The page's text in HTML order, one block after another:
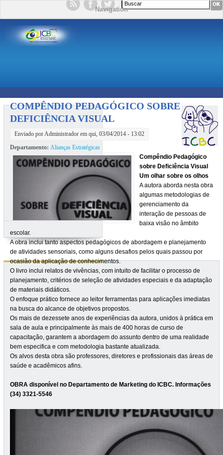
NavigationFormulário de busca
COMPÊNDIO PEDAGÓGICO SOBRE
DEFICIÊNCIA VISUAL
Enviado porAdministrador em qui, 03/04/2014 - 13:02
Departamento: Alianças Estratégicas
Compêndio Pedagógico
sobre Deficiência Visual
Um olhar sobre os olhos
A autora aborda nesta obra
algumas metodologias de
gerenciamento da
interação de pessoas de
baixa visão no âmbito
escolar.
A obra inclui tanto aspectos pedagógicos de abordagem e planejamento
de atividades sensoriais, como alguns desafios pelos quais passou por
ocasião da aplicação de conhecimentos.
O livro inclui relatos de vivências, com intuito de facilitar o processo de
planejamento, critérios de seleção de atividades especiais e da adaptação
de materiais didáticos.
O enfoque prático fornece ao leitor ferramentas para aplicações imediatas
na busca do alcance de objetivos propostos.
Os mais de dezessete anos de experiências da autora, unidos à prática em
sala de aula e principalmente às mais de 400 horas de curso de
capacitação, garantem a abordagem do assunto dentro de uma realidade
bem especifica e com metodologia bastante atualizada.
Os alvos desta obra são professores, diretores e profissionais das áreas de
saúde e acadêmicos afins.
OBRA disponível no Departamento de Marketing do ICBC. Informações
(34) 3321-5546